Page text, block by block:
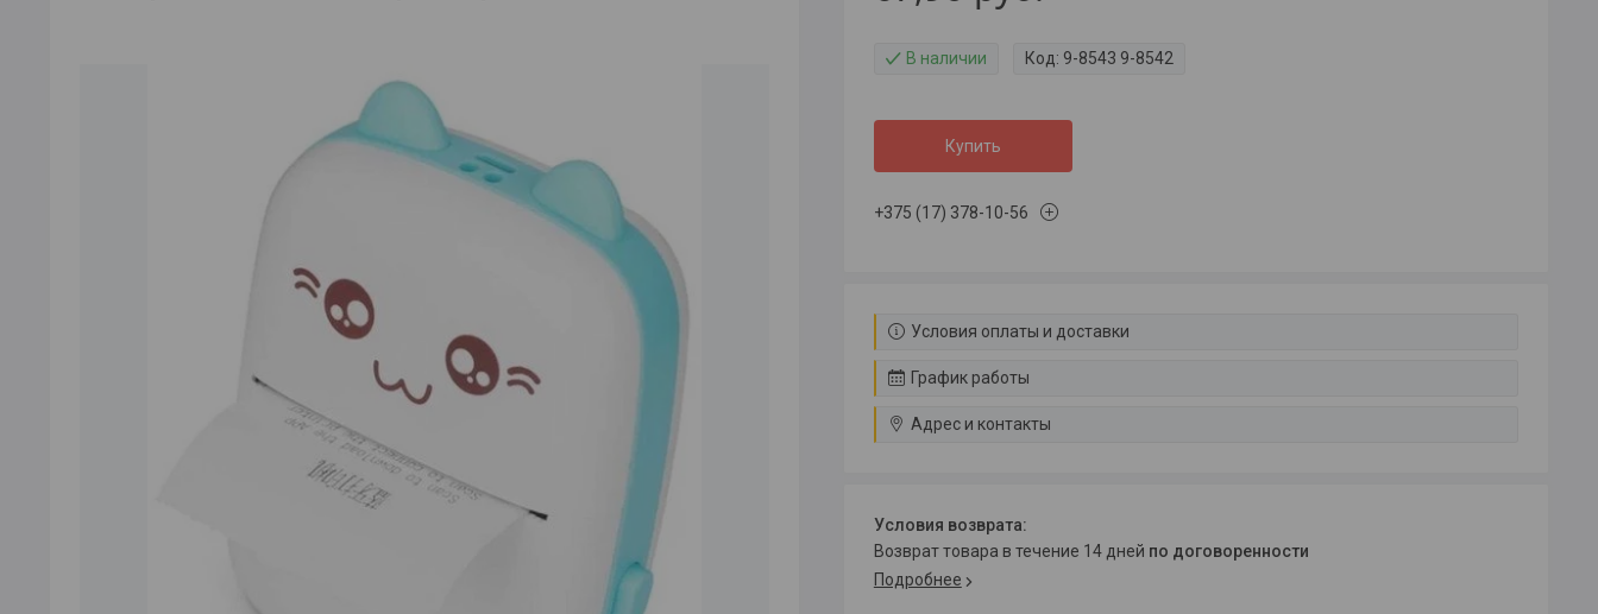
В наличии Код: 9-8543 9-8542
Купить
+375 (17) 378-10-56
Условия оплаты и доставки
График работы
Адрес и контакты
возврат товара в течение 14 дней по договоренности
Подробнее